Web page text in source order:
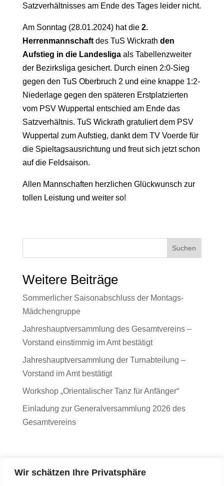
Wir schätzen Ihre Privatsphäre
Satzverhältnisses am Ende des Tages leider nicht.
Am Sonntag (28.01.2024) hat die 2.
Herrenmannschaftdes TuS Wickrath den
Aufstieg in die Landesligaals Tabellenzweiter
der Bezirksliga gesichert. Durch einen 2:0-Sieg
gegen den TuS Oberbruch 2 und eine knappe 1:2-
Niederlage gegen den späteren Erstplatzierten
vom PSV Wuppertal entschied am Ende das
Satzverhältnis. TuS Wickrath gratuliert dem PSV
Wuppertal zum Aufstieg, dankt dem TV Voerde für
die Spieltagsausrichtung und freut sich jetzt schon
auf die Feldsaison.
Allen Mannschaften herzlichen Glückwunsch zur
tollen Leistung und weiter so!
Suchen
Weitere Beiträge
Sommerlicher Saisonabschluss der Montags-
Mädchengruppe
Jahreshauptversammlung des Gesamtvereins –
Vorstand einstimmig im Amt bestätigt
Jahreshauptversammlung der Turnabteilung –
Vorstand im Amt bestätigt
Workshop „Orientalischer Tanz für Anfänger“
Einladung zur Generalversammlung 2026 des
Gesamtvereins